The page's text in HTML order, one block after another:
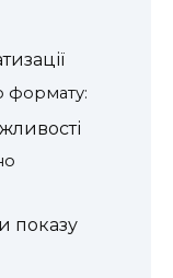
формату:
показу